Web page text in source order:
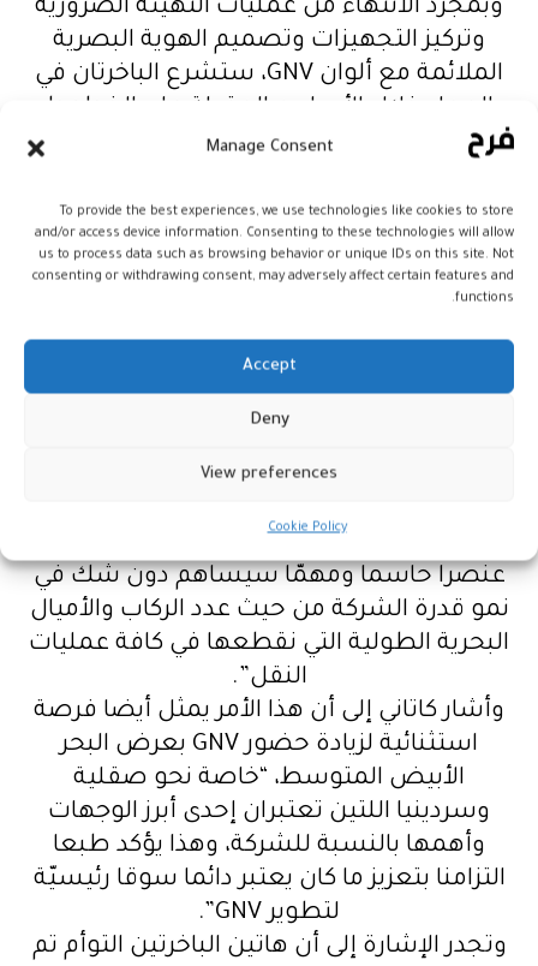
Manage Consent
To provide the best experiences, we use technologies like cookies to store
and/or access device information. Consenting to these technologies will allow
us to process data such as browsing behavior or unique IDs on this site. Not
consenting or withdrawing consent, may adversely affect certain features and
functions.
Accept
Deny
View preferences
Cookie Policy
وبمجرد الانتهاء من عمليات التهيئة الضرورية
وتركيز التجهيزات وتصميم الهوية البصرية
الملائمة مع ألوان GNV، ستشرع الباخرتان في
العمل خلال الأسابيع المقبلة على الخطوط
الإيطالية للشركة، حيث ستبحر باخرة GNV Sirio
جنوة- باليرمو- جنوة، فيما ستبحر GNV Auriga
انطلاقا من 28 مارس الجاري، نحو سردينيا على
خط جنوة -بورتو توريس- جنوة.
وبخصوص وجهة المغرب، فسيتم أيضا إعادة
فتح خط ألميريا- الناظور في شهر يونيو
وفي هذا السياق، اعتبر الرئيس والمدير العام
عنصرا حاسما ومهمّا سيساهم دون شك في
نمو قدرة الشركة من حيث عدد الركاب والأميال
البحرية الطولية التي نقطعها في كافة عمليات
النقل”.
وأشار كاتاني إلى أن هذا الأمر يمثل أيضا فرصة
استثنائية لزيادة حضور GNV بعرض البحر
الأبيض المتوسط، “خاصة نحو صقلية
وسردينيا اللتين تعتبران إحدى أبرز الوجهات
وأهمها بالنسبة للشركة، وهذا يؤكد طبعا
التزامنا بتعزيز ما كان يعتبر دائما سوقا رئيسيّة
لتطوير GNV”.
وتجدر الإشارة إلى أن هاتين الباخرتين التوأم تم